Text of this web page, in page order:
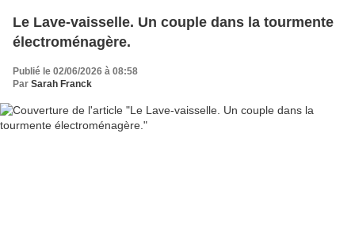
Le Lave-vaisselle. Un couple dans la tourmente
électroménagère.
Publié le 02/06/2026 à 08:58
Par Sarah Franck